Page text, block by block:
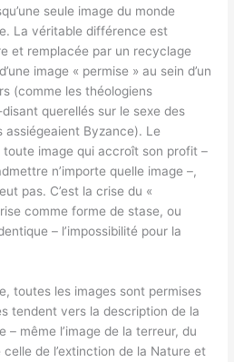
seule image du monde
La véritable différence est
et remplacée par un recyclage
image « permise » au sein d’un
(comme les théologiens
querellés sur le sexe des
assiégeaient Byzance). Le
toute image qui accroît son profit –
n’importe quelle image –,
pas. C’est la crise du «
comme forme de stase, ou
– l’impossibilité pour la
toutes les images sont permises
tendent vers la description de la
– même l’image de la terreur, du
de l’extinction de la Nature et